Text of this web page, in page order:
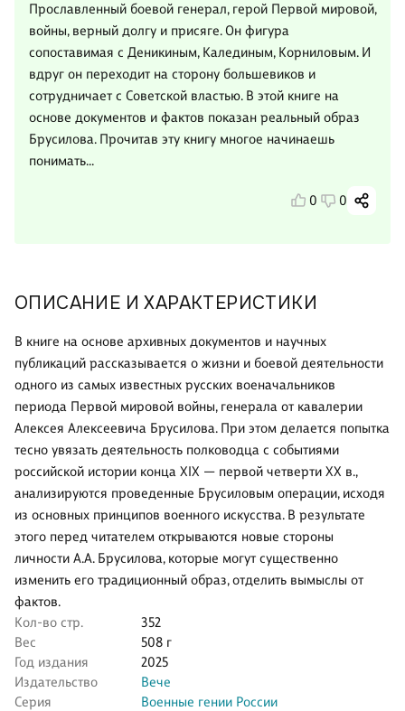
ОПИСАНИЕ И ХАРАКТЕРИСТИКИ
В книге на основе архивных документов и научных
публикаций рассказывается о жизни и боевой деятельности
одного из самых известных русских военачальников
периода Первой мировой войны, генерала от кавалерии
Алексея Алексеевича Брусилова. При этом делается попытка
тесно увязать деятельность полководца с событиями
российской истории конца XIX — первой четверти XX в.,
анализируются проведенные Брусиловым операции, исходя
из основных принципов военного искусства. В результате
этого перед читателем открываются новые стороны
личности А.А. Брусилова, которые могут существенно
изменить его традиционный образ, отделить вымыслы от
фактов.
Кол-во стр.
352
Вес
508 г
Год издания
2025
Издательство
Вече
Серия
Военные гении России
Прославленный боевой генерал, герой Первой мировой,
войны, верный долгу и присяге. Он фигура
сопоставимая с Деникиным, Калединым, Корниловым. И
вдруг он переходит на сторону большевиков и
сотрудничает с Советской властью. В этой книге на
основе документов и фактов показан реальный образ
Брусилова. Прочитав эту книгу многое начинаешь
понимать...
0 0